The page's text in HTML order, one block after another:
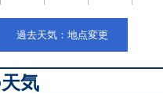
過去天気：地点変更
気